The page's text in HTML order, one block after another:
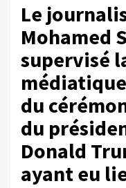
Le
Mohamed
supervisé
du
du
Donald
ayant eu